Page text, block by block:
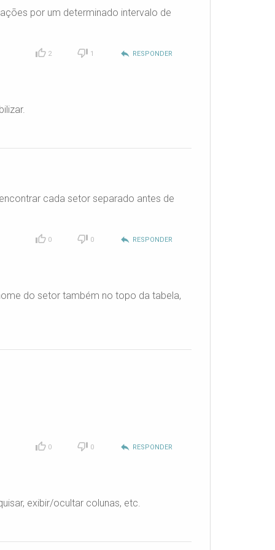
por um determinado intervalo de
reply RESPONDER
1
2
cada setor separado antes de
reply RESPONDER
0
0
do setor também no topo da tabela,
reply RESPONDER
0
0
exibir/ocultar colunas, etc.